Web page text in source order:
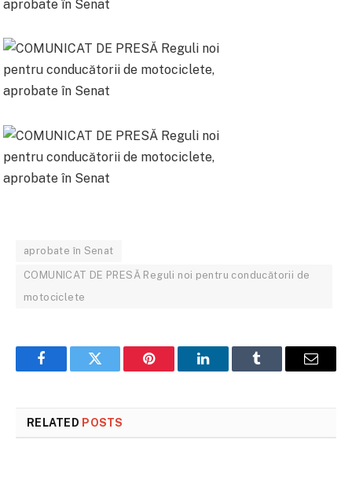
aprobate în Senat
COMUNICAT DE PRESĂ Reguli noi pentru conducătorii de
motociclete
FacebookTwitter Pinterest LinkedInTumblr Email
RELATED POSTS